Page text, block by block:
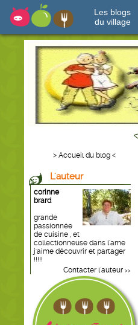
Les blogs
du village
> Accueil du blog <
L'auteur
corinne
brard
grande
passionnée
de cuisine , et
collectionneuse dans l'ame
j'aime découvrir et partager
!!!!!
Contacter l'auteur >>